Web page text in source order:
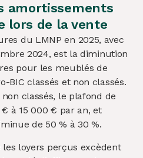
amortissements
lors de la vente
du LMNP en 2025, avec
2024, est la diminution
pour les meublés de
BIC classés et non classés.
classés, le plafond de
à 15 000 € par an, et
de 50 % à 30 %.
loyers perçus excèdent